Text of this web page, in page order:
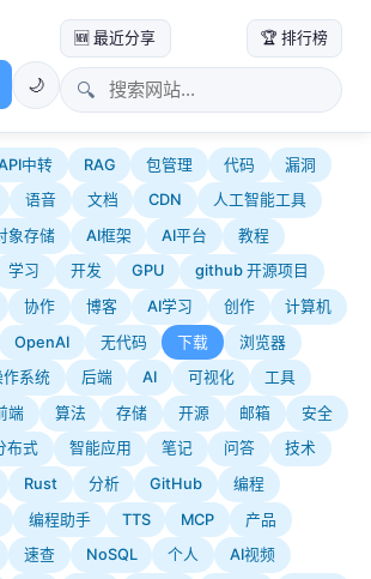
🆕 最近分享 🏆 排行榜
🔍
🌙
中转 RAG 包管理 代码
漏洞
语音 文档 CDN
人工智能工具
象存储 AI框架 AI平台
教程
学习 开发 GPU
github 开源项目
协作 博客 AI学习 创作
计算机
OpenAI 无代码 下载
浏览器
作系统 后端 AI 可视化
工具
端 算法 存储 开源 邮箱
安全
布式 智能应用 笔记 问答
技术
Rust 分析 GitHub
编程
编程助手 TTS MCP
产品
速查 NoSQL 个人
AI视频